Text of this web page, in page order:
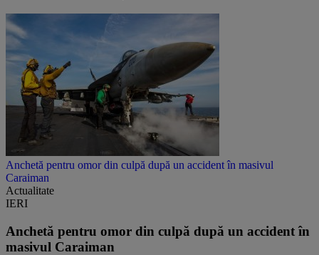
Anchetă pentru omor din culpă după un accident în masivul
Caraiman
Actualitate
IERI
Anchetă pentru omor din culpă după un accident în
masivul Caraiman